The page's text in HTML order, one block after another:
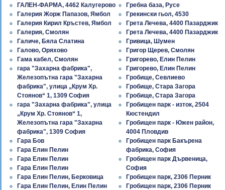
ГАЛЕН-ФАРМА, 4462 Калугерово
Галерия Жорж Папазов, Ямбол
Галерия Кирил Кръстев, Ямбол
Галерия, Смолян
Галиче, Бяла Слатина
Галово, Оряхово
Гама кабел, Смолян
гара "Захарна фабрика",
Железопътна гара "Захарна
фабрика", улица „Крум Хр.
Стоянов“ 1, 1309 София
гара "Захарна фабрика", улица
„Крум Хр. Стоянов“ 1,
Железопътна гара "Захарна
фабрика", 1309 София
Гара Бов
Гара Елин Пелин
Гара Елин Пелин
Гара Елин Пелин
Гара Елин Пелин, Берковица
Гара Елин Пелин, Елин Пелин
Гребна база, Русе
Грекински гьол, 4530
Грета Лечева, 4400 Пазарджик
Грета Лечева, 4400 Пазарджик
Гривица, Шумен
Григор Щерев, Смолян
Григорево, Елин Пелин
Григорево, Елин Пелин
Гробище, Севлиево
Гробище, Стара Загора
Гробище, Стара Загора
Гробищен парк - изток, 2504
Кюстендил
Гробищен парк - Южен район,
4004 Пловдив
Гробищен парк Бакърена
фабрика, София
Гробищен парк Дървеница,
София
Гробищен парк, 2306 Перник
Гробищен парк, 2306 Перник